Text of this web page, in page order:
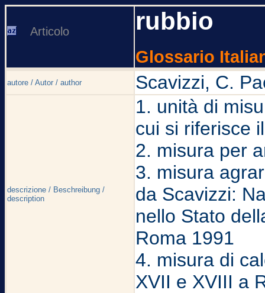
Articolo rubbio
Glossario
autore / Autor / author Scavizzi, C.
descrizione / Beschreibung /
description
1. unità di
cui si riferisce
2. misura per
3. misura
da Scavizzi:
nello Stato
Roma 1991
4. misura di
XVII e XVIII a